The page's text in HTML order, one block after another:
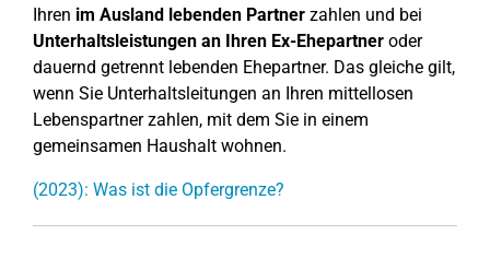
Ihren im Ausland lebenden Partner zahlen und bei
Unterhaltsleistungen an Ihren Ex-Ehepartner oder
dauernd getrennt lebenden Ehepartner. Das gleiche gilt,
wenn Sie Unterhaltsleitungen an Ihren mittellosen
Lebenspartner zahlen, mit dem Sie in einem
gemeinsamen Haushalt wohnen.
(2023): Was ist die Opfergrenze?